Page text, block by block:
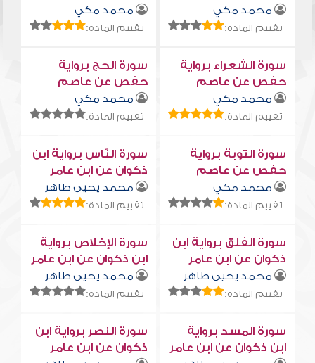
محمد مكي
تقييم المادة:
محمد مكي
تقييم المادة:
سورة الشعراء برواية
حفص عن عاصم
محمد مكي
تقييم المادة:
سورة الحج برواية
حفص عن عاصم
محمد مكي
تقييم المادة:
سورة التوبة برواية
حفص عن عاصم
محمد مكي
تقييم المادة:
سورة النّاس برواية ابن
ذكوان عن ابن عامر
محمد يحيى طاهر
تقييم المادة:
سورة الفلق برواية ابن
ذكوان عن ابن عامر
محمد يحيى طاهر
تقييم المادة:
سورة الإخلاص برواية
ابن ذكوان عن ابن عامر
محمد يحيى طاهر
تقييم المادة:
سورة المسد برواية
ابن ذكوان عن ابن عامر
سورة النصر برواية ابن
ذكوان عن ابن عامر